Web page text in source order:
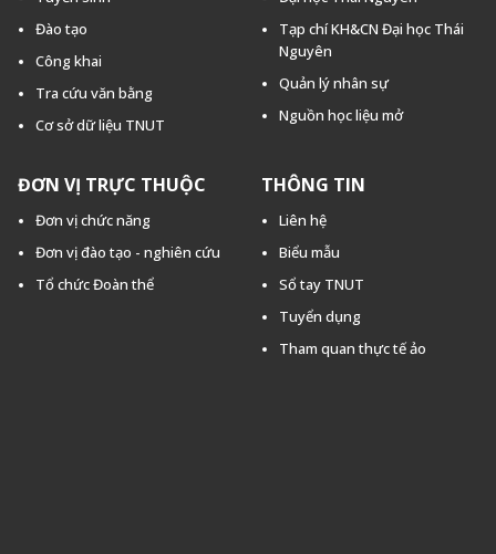
Đào tạo
Công khai
Tra cứu văn bằng
Cơ sở dữ liệu TNUT
Tạp chí KH&CN Đại học Thái
Nguyên
Quản lý nhân sự
Nguồn học liệu mở
ĐƠN VỊ TRỰC THUỘC
Đơn vị chức năng
Đơn vị đào tạo - nghiên cứu
Tổ chức Đoàn thể
THÔNG TIN
Liên hệ
Biểu mẫu
Sổ tay TNUT
Tuyển dụng
Tham quan thực tế ảo